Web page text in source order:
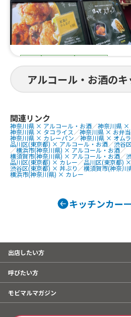
まると
提供商品
ール、ゆめかわひんやりスイーツ、
角煮丼、かき氷、ほっとスナック
す大根、ホットレモネード、唐揚
monade、つくねフリット、つく
レー、つくねライス
アルコール・お酒の
関連リンク
神奈川県 × アルコール・お酒／神奈川県 ×
神奈川県 × タコライス／神奈川県 × お弁当
神奈川県 × カレーパン／神奈川県 × オム
品川区(東京都) × アルコール・お酒／渋谷
／横浜市(神奈川県) × アルコール・お酒／
横須賀市(神奈川県) × アルコール・お酒／
品川区(東京都) × カレー／品川区(東京都)
渋谷区(東京都) × 丼ぶり／横須賀市(神奈
横浜市(神奈川県) × カレー
キッチンカー
出店したい方
呼びたい方
モビマルマガジン